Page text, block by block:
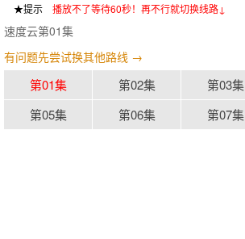
★提示 播放不了等待60秒！再不行就切换线路↓
速度云第01集
有问题先尝试换其他路线 →
第01集 第02集 第03集
第05集
第06集 第07集